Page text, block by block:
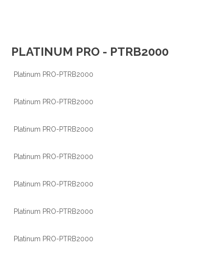
PLATINUM PRO - PTRB2000
Platinum PRO-PTRB2000
Platinum PRO-PTRB2000
Platinum PRO-PTRB2000
Platinum PRO-PTRB2000
Platinum PRO-PTRB2000
Platinum PRO-PTRB2000
Platinum PRO-PTRB2000